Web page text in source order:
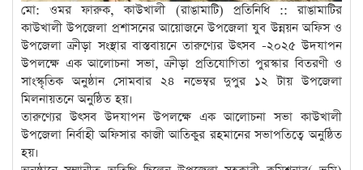
মো: ওমর ফারুক, কাউখালী (রাঙামাটি) প্রতিনিধি :: রাঙামাটির
কাউখালী উপজেলা প্রশাসনের আয়োজনে উপজেলা যুব উন্নয়ন অফিস ও
উপজেলা ক্রীড়া সংস্থার বাস্তবায়নে তারুণ্যের উৎসব -২০২৫ উদযাপন
উপলক্ষে এক আলোচনা সভা, ক্রীড়া প্রতিযোগিতা পুরস্কার বিতরণী ও
সাংস্কৃতিক অনুষ্ঠান সোমবার ২৪ নভেম্বর দুপুর ১২ টায় উপজেলা
মিলনায়তনে অনুষ্ঠিত হয়।
তারুণ্যের উৎসব উদযাপন উপলক্ষে এক আলোচনা সভা কাউখালী
উপজেলা নির্বাহী অফিসার কাজী আতিকুর রহমানের সভাপতিত্বে অনুষ্ঠিত
হয়।